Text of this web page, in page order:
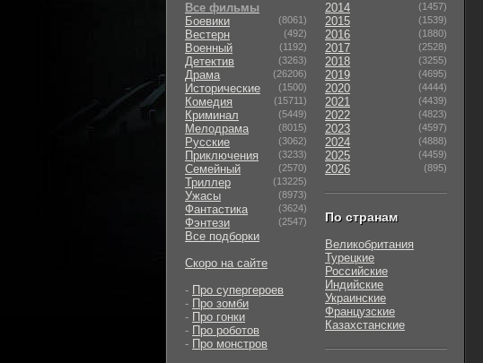
Все фильмы
Боевики
(8061)
Вестерн (492)
Военный (1192)
Детектив (3263)
Драма (26206)
Исторические (1500)
Комедия (15711)
Криминал (5449)
Мелодрама (8015)
Русские (3062)
Приключения (3233)
Семейный (2570)
Триллер (13225)
Ужасы (8973)
Фантастика (3624)
Фэнтези (2547)
Все подборки
Скоро на сайте
- Про супергероев
- Про зомби
- Про гонки
- Про роботов
- Про монстров
2014 (1457)
2015 (1539)
2016 (1880)
2017 (2528)
2018 (3255)
2019 (4695)
2020 (4444)
2021 (4439)
2022 (4823)
2023 (4597)
2024 (4888)
2025 (4459)
2026 (895)
По странам
Великобритания
Турецкие
Российские
Индийские
Украинские
Французские
Казахстанские